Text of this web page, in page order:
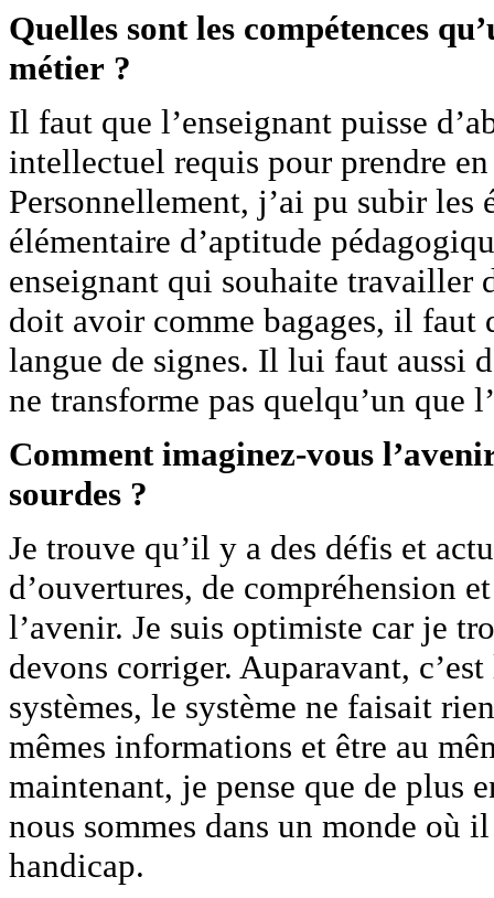
Quelles sont les compétences
métier ?
Il faut que l’enseignant puisse
intellectuel requis pour prendre
Personnellement, j’ai pu subir
élémentaire d’aptitude
enseignant qui souhaite travailler
doit avoir comme bagages, il
langue de signes. Il lui faut aussi
ne transforme pas quelqu’un que
Comment imaginez-vous
sourdes ?
Je trouve qu’il y a des défis et
d’ouvertures, de compréhension
l’avenir. Je suis optimiste car je
devons corriger. Auparavant,
systèmes, le système ne faisait
mêmes informations et être au
maintenant, je pense que de plus
nous sommes dans un monde où
handicap.